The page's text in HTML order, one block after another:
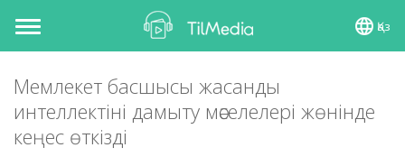
Toggle
navigation
Қаз
Мемлекет басшысы жасанды
интеллектіні дамыту мәселелері жөнінде
кеңес өткізді